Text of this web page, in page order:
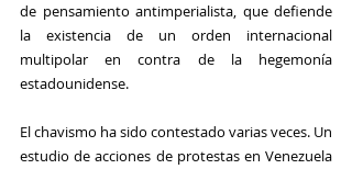
de pensamiento antimperialista, que defiende
la existencia de un orden internacional
multipolar en contra de la hegemonía
estadounidense.
El chavismo ha sido contestado varias veces. Un
estudio de acciones de protestas en Venezuela